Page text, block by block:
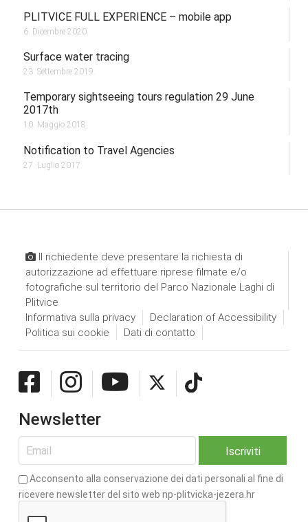
PLITVICE FULL EXPERIENCE – mobile app
6. Dicembre 2020.
Surface water tracing
23. Settembre 2019.
Temporary sightseeing tours regulation 29 June
2017th
10. Maggio 2018.
Notification to Travel Agencies
27. Luglio 2017.
Il richiedente deve presentare la richiesta di
autorizzazione ad effettuare riprese filmate e/o
fotografiche sul territorio del Parco Nazionale Laghi di
Plitvice
Informativa sulla privacy
Declaration of Accessibility
Politica sui cookie
Dati di contatto
Newsletter
Acconsento alla conservazione dei dati personali al fine di
ricevere newsletter del sito web np-plitvicka-jezera.hr